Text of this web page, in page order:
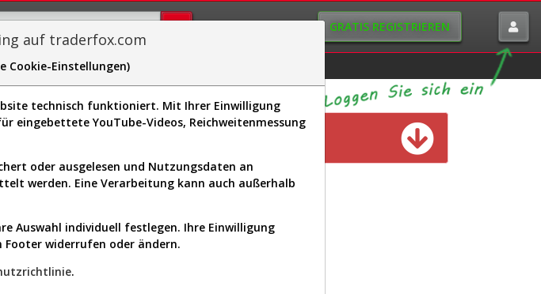
GRATIS REGISTRIEREN
Easy-Scan Visualizations
Kunden verfügbar
AKTIEN-TERMINAL
auf traderfox.com
Cookie-Einstellungen)
technisch funktioniert. Mit Ihrer Einwilligung
eingebettete YouTube-Videos, Reichweitenmessung
oder ausgelesen und Nutzungsdaten an
werden. Eine Verarbeitung kann auch außerhalb
Auswahl individuell festlegen. Ihre Einwilligung
Footer widerrufen oder ändern.
.